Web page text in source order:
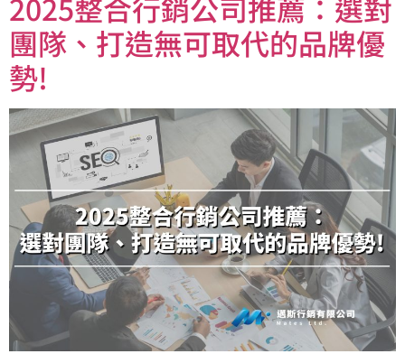
團隊、打造無可取代的品牌優
勢!